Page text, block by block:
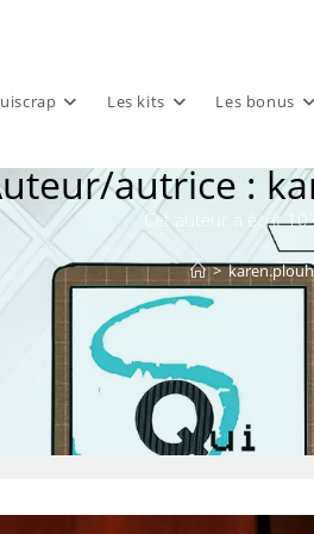
Les kits Les bonus
autrice :
Cet auteur a écrit
>